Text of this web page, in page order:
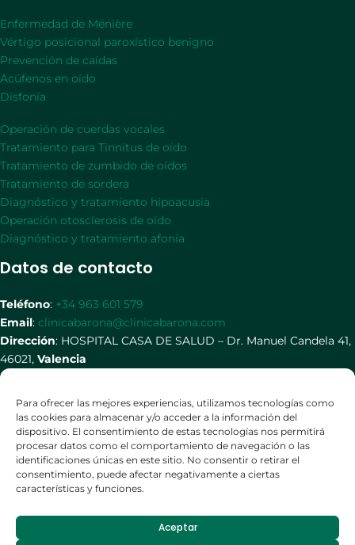
Para ofrecer las mejores experiencias, utilizamos tecnologías como
las cookies para almacenar y/o acceder a la información del
dispositivo. El consentimiento de estas tecnologías nos permitirá
procesar datos como el comportamiento de navegación o las
identificaciones únicas en este sitio. No consentir o retirar el
consentimiento, puede afectar negativamente a ciertas
características y funciones.
Aceptar
Enfermedad de Ménière
Vértigo posicional paroxístico benigno
Prevención de caídas
Acúfenos en oído
Disfonía
Operación de cuerdas vocales
Tratamiento para Tinnitus de oído
Tratamiento de zumbido de oídos
Tratamiento de sordera
Diagnóstico y tratamiento hipoacusia
Operación otosclerosis de oído
Diagnóstico y tratamiento afonía
Datos de contacto
Teléfono: +34 963 601 579
Email: clinicabarona@clinicabarona.com
Dirección: HOSPITAL CASA DE SALUD – Dr. Manuel Candela 41,
46021, Valencia
Redes Sociales
Copyright © 2026 Clínica Barona |Diseño por Seo Solutions Política